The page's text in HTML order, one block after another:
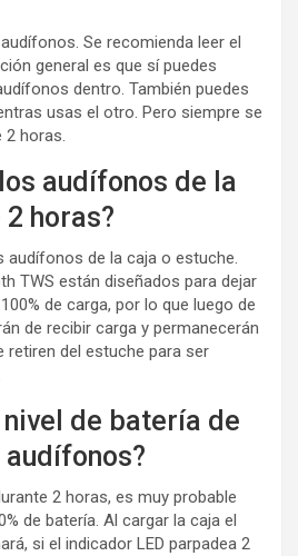
Se recomienda leer el
general es que sí puedes
dentro. También puedes
usas el otro. Pero siempre se
2 horas.
audífonos de la
horas?
de la caja o estuche.
TWS están diseñados para dejar
de carga, por lo que luego de
de recibir carga y permanecerán
retiren del estuche para ser
de batería de
audífonos?
2 horas, es muy probable
de batería. Al cargar la caja el
si el indicador LED parpadea 2